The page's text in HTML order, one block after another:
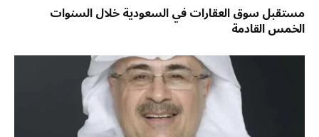
مستقبل سوق العقارات في السعودية خلال السنوات
الخمس القادمة